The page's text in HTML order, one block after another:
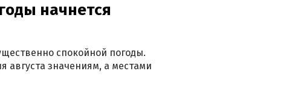
начнется
спокойной погоды.
августа значениям, а местами